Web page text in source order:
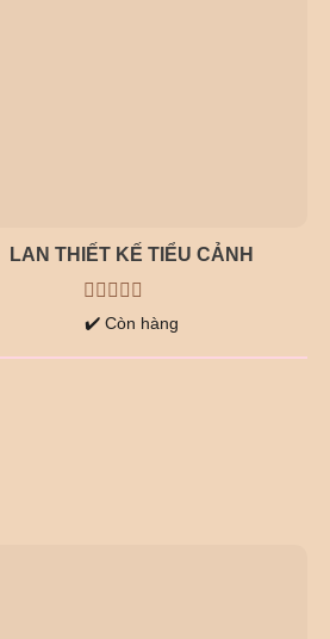
LAN THIẾT KẾ TIỂU CẢNH
0
of
✔️ Còn hàng